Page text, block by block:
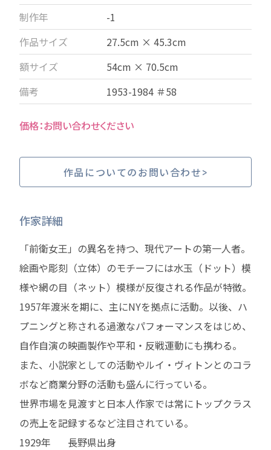
制作年
-1
作品サイズ
27.5cm × 45.3cm
額サイズ
54cm × 70.5cm
備考
1953-1984 ＃58
お問い合わせください
作品についてのお問い合わせ
作家詳細
「前衛女王」の異名を持つ、現代アートの第一人者。
絵画や彫刻（立体）のモチーフには水玉（ドット）模
様や網の目（ネット）模様が反復される作品が特徴。
1957年渡米を期に、主にNYを拠点に活動。以後、ハ
プニングと称される過激なパフォーマンスをはじめ、
自作自演の映画製作や平和・反戦運動にも携わる。
また、小説家としての活動やルイ・ヴィトンとのコラ
ボなど商業分野の活動も盛んに行っている。
世界市場を見渡すと日本人作家では常にトップクラス
の売上を記録するなど注目されている。
1929年
長野県出身